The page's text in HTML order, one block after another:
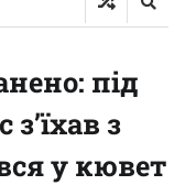
під
з
у кювет